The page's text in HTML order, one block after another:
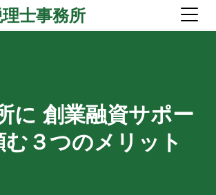
士事務所
に 創業融資サポー
む３つのメリット